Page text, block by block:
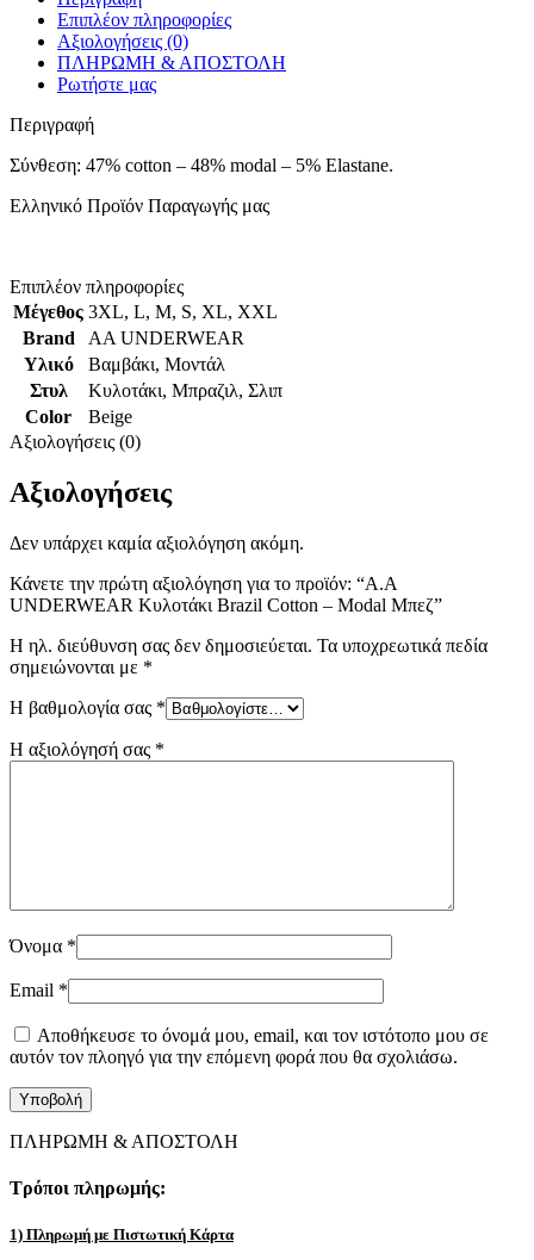
Επιπλέον πληροφορίες
Αξιολογήσεις (0)
ΠΛΗΡΩΜΗ & ΑΠΟΣΤΟΛΗ
Ρωτήστε μας
Περιγραφή
Σύνθεση: 47% cotton – 48% modal – 5% Elastane.
Ελληνικό Προϊόν Παραγωγής μας
Επιπλέον πληροφορίες
Μέγεθος 3XL, L, M, S, XL, XXL
Brand
AA UNDERWEAR
Υλικό
Βαμβάκι, Μοντάλ
Στυλ
Κυλοτάκι, Μπραζιλ, Σλιπ
Color
Beige
Αξιολογήσεις (0)
Αξιολογήσεις
Δεν υπάρχει καμία αξιολόγηση ακόμη.
Κάνετε την πρώτη αξιολόγηση για το προϊόν: “A.A
UNDERWEAR Κυλοτάκι Brazil Cotton – Modal Μπεζ”
Η ηλ. διεύθυνση σας δεν δημοσιεύεται. Τα υποχρεωτικά πεδία
σημειώνονται με *
Η βαθμολογία σας *
Η αξιολόγησή σας *
Όνομα *
Email *
Αποθήκευσε το όνομά μου, email, και τον ιστότοπο μου σε
αυτόν τον πλοηγό για την επόμενη φορά που θα σχολιάσω.
ΠΛΗΡΩΜΗ & ΑΠΟΣΤΟΛΗ
Τρόποι πληρωμής:
1) Πληρωμή με Πιστωτική Κάρτα